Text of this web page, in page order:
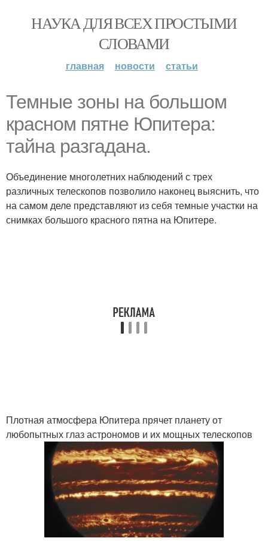
НАУКА ДЛЯ ВСЕХ ПРОСТЫМИ
СЛОВАМИ
главная новости статьи
Темные зоны на большом
красном пятне Юпитера:
тайна разгадана.
Объединение многолетних наблюдений с трех
различных телескопов позволило наконец выяснить, что
на самом деле представляют из себя темные участки на
снимках большого красного пятна на Юпитере.
Плотная атмосфера Юпитера прячет планету от
любопытных глаз астрономов и их мощных телескопов